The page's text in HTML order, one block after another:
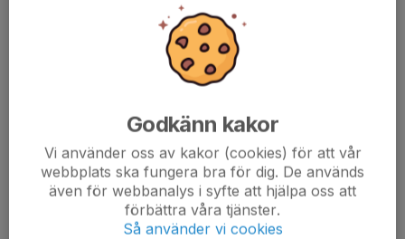
Ledamot, Anläggning/Motion/Arrangemang
Mobil visas bara för inloggade
E-post visas bara för inloggade
Lisa Ringström Grentzelius
Mobil visas bara för inloggade
E-post visas bara för inloggade
Daniel Langeville
Ledamot, Sport Fotboll
Mobil/telefon visas bara för inloggade
Godkänn kakor
Vi använder oss av kakor (cookies) för att vår
webbplats ska fungera bra för dig. De används
även för webbanalys i syfte att hjälpa oss att
förbättra våra tjänster.
Så använder vi cookies